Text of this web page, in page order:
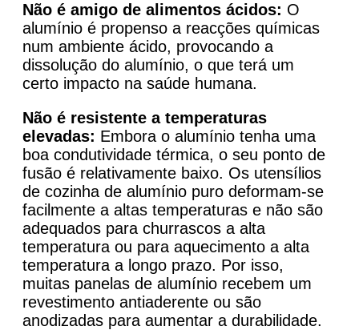
Não é amigo de alimentos ácidos: O
alumínio é propenso a reacções químicas
num ambiente ácido, provocando a
dissolução do alumínio, o que terá um
certo impacto na saúde humana.
Não é resistente a temperaturas
elevadas: Embora o alumínio tenha uma
boa condutividade térmica, o seu ponto de
fusão é relativamente baixo. Os utensílios
de cozinha de alumínio puro deformam-se
facilmente a altas temperaturas e não são
adequados para churrascos a alta
temperatura ou para aquecimento a alta
temperatura a longo prazo. Por isso,
muitas panelas de alumínio recebem um
revestimento antiaderente ou são
anodizadas para aumentar a durabilidade.